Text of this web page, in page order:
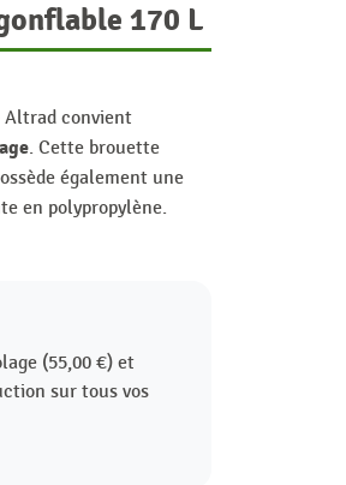
170 L
Altrad convient
. Cette brouette
également une
en polypropylène.
(55,00 €) et
sur tous vos